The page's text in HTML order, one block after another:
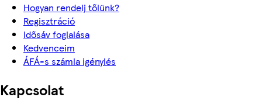
Hogyan rendelj tőlünk?
Regisztráció
Idősáv foglalása
Kedvenceim
ÁFÁ-s számla igénylés
Kapcsolat